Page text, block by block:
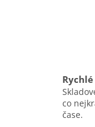
co
čase.